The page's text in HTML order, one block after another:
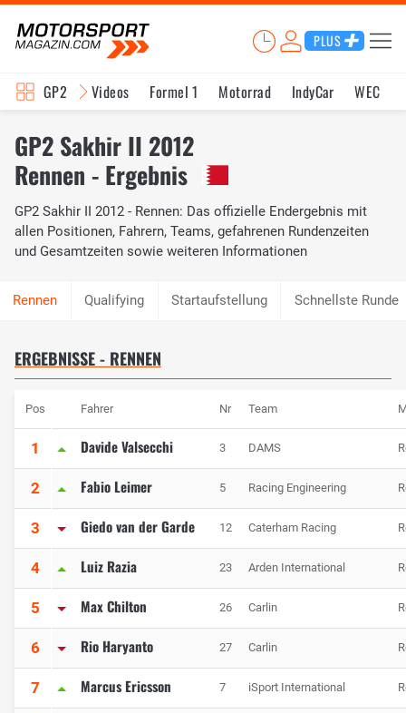
PLUS
GP2 Videos Formel 1 Motorrad IndyCar WEC
GP2 Sakhir II 2012
Rennen - Ergebnis
GP2 Sakhir II 2012 - Rennen: Das offizielle Endergebnis mit
allen Positionen, Fahrern, Teams, gefahrenen Rundenzeiten
und Gesamtzeiten sowie weiteren Informationen
Qualifying Startaufstellung Schnellste Runde
ERGEBNISSE - RENNEN
Pos Fahrer Nr Team
1 Davide Valsecchi 3 DAMS
2 Fabio Leimer 5 Racing Engineering
3 Giedo van der Garde 12 Caterham Racing
4 Luiz Razia 23 Arden International
5 Max Chilton 26 Carlin
6 Rio Haryanto 27 Carlin
7 Marcus Ericsson 7 iSport International